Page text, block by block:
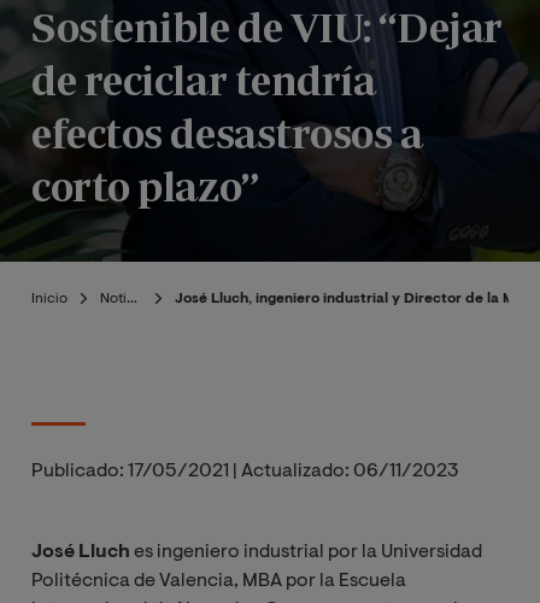
Sostenible de VIU: “Dejar
de reciclar tendría
efectos desastrosos a
corto plazo”
Inicio Noticias José Lluch, ingeniero industrial y Director de la
Publicado: 17/05/2021 Actualizado: 06/11/2023
José Lluch es ingeniero industrial por la Universidad
Politécnica de Valencia, MBA por la Escuela